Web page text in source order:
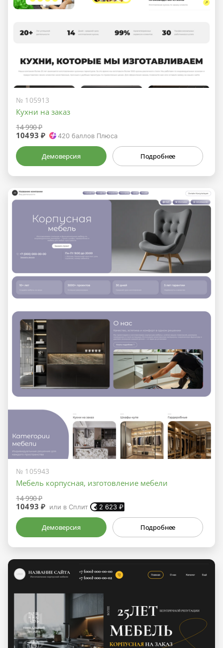
№ 105913
Кухни на заказ
14 990 ₽
10493 ₽ 420 баллов Плюса
Демоверсия Подробнее
№ 105943
Мебель корпусная, изготовление мебели
14 990 ₽
10493 ₽ или в Сплит 2 623 ₽
Демоверсия Подробнее